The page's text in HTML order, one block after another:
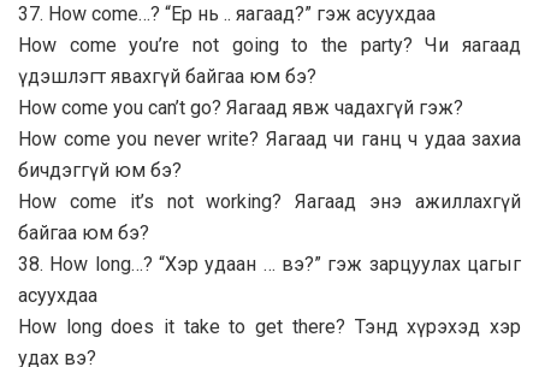
37. How come…? “Ер нь .. яагаад?” гэж асуухдаа
How come you’re not going to the party? Чи яагаад
үдэшлэгт явахгүй байгаа юм бэ?
How come you can’t go? Яагаад явж чадахгүй гэж?
How come you never write? Яагаад чи ганц ч удаа захиа
бичдэггүй юм бэ?
How come it’s not working? Яагаад энэ ажиллахгүй
байгаа юм бэ?
38. How long…? “Хэр удаан … вэ?” гэж зарцуулах цагыг
асуухдаа
How long does it take to get there? Тэнд хүрэхэд хэр
удах вэ?